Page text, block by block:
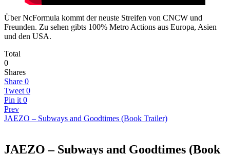
Über NcFormula kommt der neuste Streifen von CNCW und
Freunden. Zu sehen gibts 100% Metro Actions aus Europa, Asien
und den USA.
Total
0
Shares
Share 0
Tweet 0
Pin it 0
Prev
JAEZO – Subways and Goodtimes (Book Trailer)
JAEZO – Subways and Goodtimes (Book